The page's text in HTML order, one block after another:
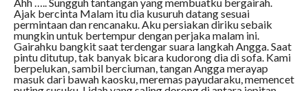
Ajak bercinta Malam itu dia kusuruh datang sesuai
permintaan dan rencanaku. Aku persiakan diriku sebaik
mungkin untuk bertempur dengan perjaka malam ini.
Gairahku bangkit saat terdengar suara langkah Angga. Saat
pintu ditutup, tak banyak bicara kudorong dia di sofa. Kami
berpelukan, sambil berciuman, tangan Angga merayap
masuk dari bawah kaosku, meremas payudaraku, memencet